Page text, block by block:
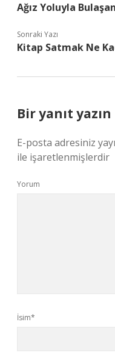
Ağız Yoluyla
Sonraki Yazı
Kitap Satmak Ne
Bir yanıt yazın
E-posta adresiniz
ile işaretlenmişlerdir
Yorum
İsim*